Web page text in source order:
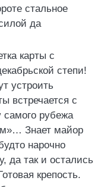
стальное
да
карты с
степи!
устроить
встречается с
рубежа
Знает майор
нарочно
да так и остались
крепость.